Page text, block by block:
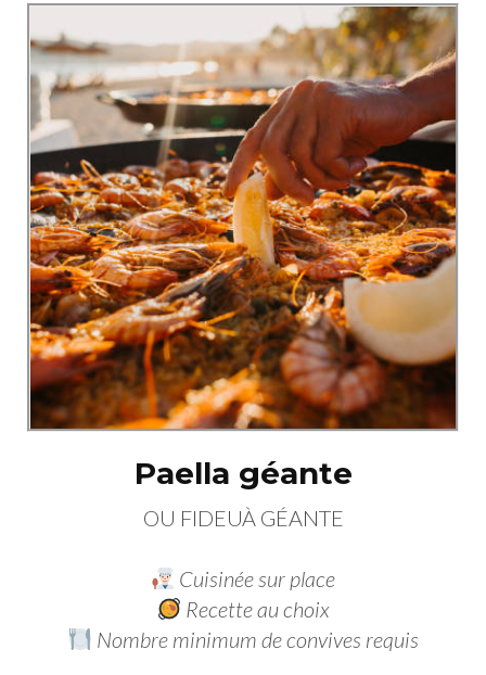
Paella géante
OU FIDEUÀGÉANTE
Cuisinée sur place
Recette au choix
Nombre minimum de convives requis